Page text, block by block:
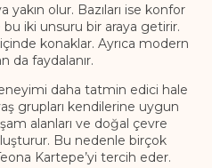
olur. Bazıları ise konfor
bu iki unsuru bir araya getirir.
konaklar. Ayrıca modern
da faydalanır.
daha tatmin edici hale
grupları kendilerine uygun
alanları ve doğal çevre
Bu nedenle birçok
Kartepe’yi tercih eder.